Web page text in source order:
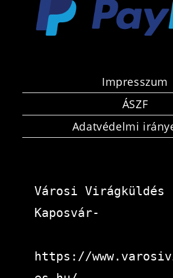
Impresszum
ÁSZF
Adatvédelmi
Városi Virágküldés
Kaposvár-
https://